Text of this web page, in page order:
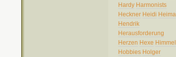
Hardy Harmonists
Heckner Heidi
Hendrik
Herausforderung
Herzen Hexe Himmel
Hobbies Holger